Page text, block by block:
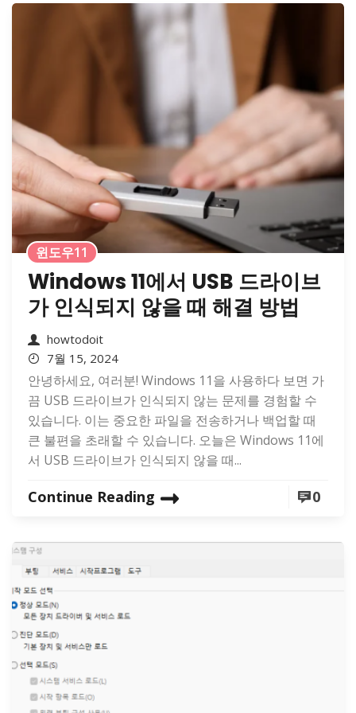
윈도우11
Windows 11에서 USB 드라이브
가 인식되지 않을 때 해결 방법
howtodoit
7월 15, 2024
안녕하세요, 여러분! Windows 11을 사용하다 보면 가
끔 USB 드라이브가 인식되지 않는 문제를 경험할 수
있습니다. 이는 중요한 파일을 전송하거나 백업할 때
큰 불편을 초래할 수 있습니다. 오늘은 Windows 11에
서 USB 드라이브가 인식되지 않을 때...
Continue Reading 0